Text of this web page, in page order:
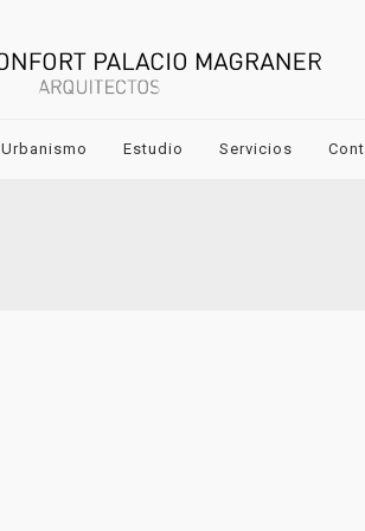
Urbanismo Estudio Servicios